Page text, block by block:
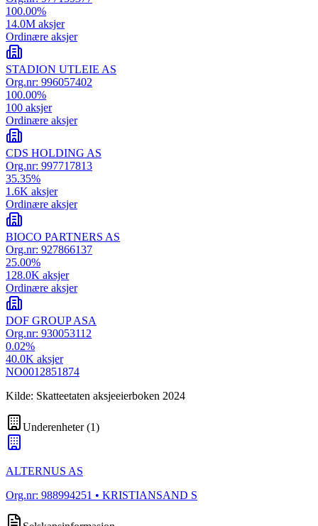
100.00%
14.0M aksjer
Ordinære aksjer
STADION UTLEIE AS
Org.nr: 996057402
100.00%
100 aksjer
Ordinære aksjer
CDS HOLDING AS
Org.nr: 997717813
35.35%
1.6K aksjer
Ordinære aksjer
BIOCO PARTNERS AS
Org.nr: 927866137
25.00%
128.0K aksjer
Ordinære aksjer
DOF GROUP ASA
Org.nr: 930053112
0.02%
40.0K aksjer
NO0012851874
Kilde: Skatteetaten aksjeeierboken 2024
Underenheter(1)
ALTERNUS AS
Org.nr: 988994251 • KRISTIANSAND S